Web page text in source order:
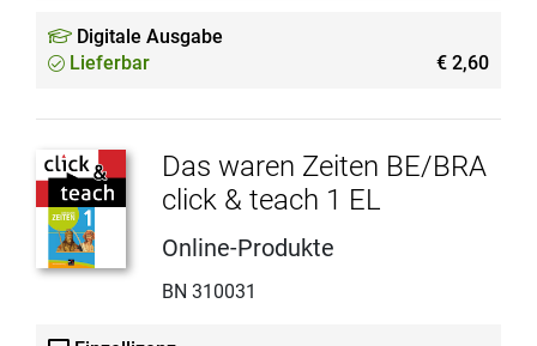
Digitale Ausgabe
Lieferbar
€ 2,60
Das waren Zeiten BE/BRA
click & teach 1 EL
Online-Produkte
BN 310031